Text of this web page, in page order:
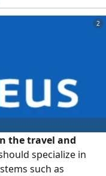
2
the travel and
specialize in
such as